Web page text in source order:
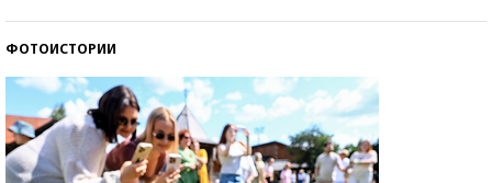
ФОТОИСТОРИИ